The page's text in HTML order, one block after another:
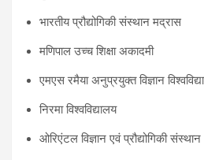
भारतीय प्रौद्योगिकी संस्थान मद्रास
मणिपाल उच्च शिक्षा अकादमी
एमएस रमैया अनुप्रयुक्त विज्ञान
निरमा विश्वविद्यालय
ओरिएंटल विज्ञान एवं प्रौद्योगिकी संस्थान